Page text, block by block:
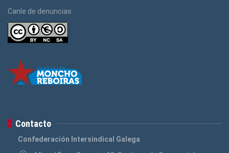
Canle de denuncias
Contacto
Confederación Intersindical Galega